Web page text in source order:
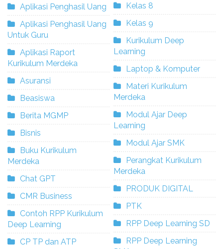
Aplikasi Penghasil Uang
Aplikasi Penghasil Uang
Untuk Guru
Aplikasi Raport
Kurikulum Merdeka
Asuransi
Beasiswa
Berita MGMP
Bisnis
Buku Kurikulum
Merdeka
Chat GPT
CMR Business
Contoh RPP Kurikulum
Deep Learning
CP TP dan ATP
Kelas 8
Kelas 9
Kurikulum Deep
Learning
Laptop & Komputer
Materi Kurikulum
Merdeka
Modul Ajar Deep
Learning
Modul Ajar SMK
Perangkat Kurikulum
Merdeka
PRODUK DIGITAL
PTK
RPP Deep Learning SD
RPP Deep Learning